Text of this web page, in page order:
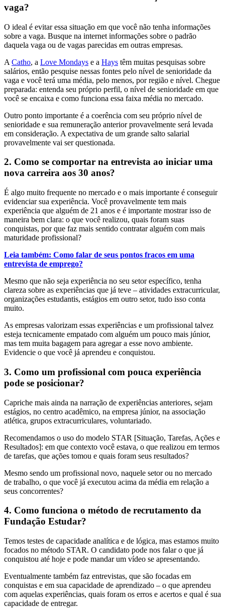
vaga?
O ideal é evitar essa situação em que você não tenha informações
sobre a vaga. Busque na internet informações sobre o padrão
daquela vaga ou de vagas parecidas em outras empresas.
A Catho, a Love Mondays e a Hays têm muitas pesquisas sobre
salários, então pesquise nessas fontes pelo nível de senioridade da
vaga e você terá uma média, pelo menos, por região e nível. Chegue
preparada: entenda seu próprio perfil, o nível de senioridade em que
você se encaixa e como funciona essa faixa média no mercado.
Outro ponto importante é a coerência com seu próprio nível de
senioridade e sua remuneração anterior provavelmente será levada
em consideração. A expectativa de um grande salto salarial
provavelmente vai ser questionada.
2. Como se comportar na entrevista ao iniciar uma
nova carreira aos 30 anos?
É algo muito frequente no mercado e o mais importante é conseguir
evidenciar sua experiência. Você provavelmente tem mais
experiência que alguém de 21 anos e é importante mostrar isso de
maneira bem clara: o que você realizou, quais foram suas
conquistas, por que faz mais sentido contratar alguém com mais
maturidade profissional?
Leia também: Como falar de seus pontos fracos em uma
entrevista de emprego?
Mesmo que não seja experiência no seu setor específico, tenha
clareza sobre as experiências que já teve – atividades extracurricular,
organizações estudantis, estágios em outro setor, tudo isso conta
muito.
As empresas valorizam essas experiências e um profissional talvez
esteja tecnicamente empatado com alguém um pouco mais júnior,
mas tem muita bagagem para agregar a esse novo ambiente.
Evidencie o que você já aprendeu e conquistou.
3. Como um profissional com pouca experiência
pode se posicionar?
Capriche mais ainda na narração de experiências anteriores, sejam
estágios, no centro acadêmico, na empresa júnior, na associação
atlética, grupos extracurriculares, voluntariado.
Recomendamos o uso do modelo STAR [Situação, Tarefas, Ações e
Resultados]: em que contexto você estava, o que realizou em termos
de tarefas, que ações tomou e quais foram seus resultados?
Mesmo sendo um profissional novo, naquele setor ou no mercado
de trabalho, o que você já executou acima da média em relação a
seus concorrentes?
4. Como funciona o método de recrutamento da
Fundação Estudar?
Temos testes de capacidade analítica e de lógica, mas estamos muito
focados no método STAR. O candidato pode nos falar o que já
conquistou até hoje e pode mandar um vídeo se apresentando.
Eventualmente também faz entrevistas, que são focadas em
conquistas e em sua capacidade de aprendizado – o que aprendeu
com aquelas experiências, quais foram os erros e acertos e qual é sua
capacidade de entregar.